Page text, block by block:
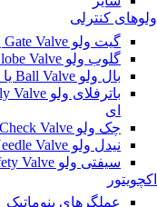
ولوهای کنترلی
گیت ولو Gate Valve یا شیر دروازه ای
گلوب ولو Globe Valve یا شیر کروی
بال ولو Ball Valve یا شیر توپی
ای
چک ولو Check Valve یا شیر یک طرفه
نیدل ولو Needle Valve یا شیر سوزنی
سیفتی ولو Safety Valve یا شیر اطمینان
اکچویتور
عملگرهای پنوماتیک